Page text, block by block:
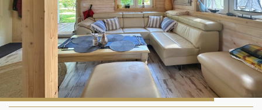
Liczba pokoi od
Liczba pokoi do